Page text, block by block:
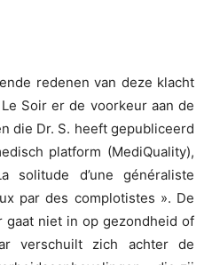
redenen van deze klacht
Soir er de voorkeur aan de
die Dr. S. heeft gepubliceerd
platform (MediQuality),
d’une généraliste
par des complotistes ». De
niet in op gezondheid of
verschuilt zich achter de